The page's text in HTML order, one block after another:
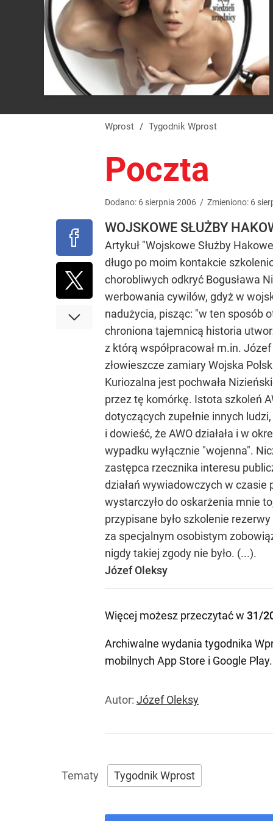
Wprost / Tygodnik Wprost
Poczta
Dodano: 6 sierpnia 2006 / Zmieniono: 6
WOJSKOWE SŁUŻBY
Artykuł "Wojskowe Służby
długo po moim kontakcie
chorobliwych odkryć Bogusława
werbowania cywilów, gdyż w
nadużycia, pisząc: "w ten sposób
chroniona tajemnicą historia
z którą współpracował m.in.
złowieszcze zamiary Wojska
Kuriozalna jest pochwała
przez tę komórkę. Istota szkoleń
dotyczących zupełnie innych
i dowieść, że AWO działała i w
wypadku wyłącznie "wojenna".
zastępca rzecznika interesu
działań wywiadowczych w
wystarczyło do oskarżenia mnie
przypisane było szkolenie
za specjalnym osobistym
nigdy takiej zgody nie było. (...).
Józef Oleksy
Więcej możesz przeczytać w 31/
Archiwalne wydania tygodnika
mobilnych App Store i Google Play.
Autor: Józef Oleksy
Tygodnik Wprost